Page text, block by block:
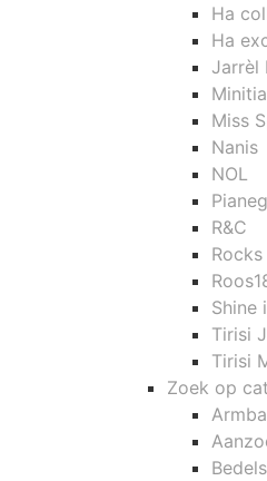
Ha
Ha
Jarrèl
Miss
Nanis
NOL
R&C
Shine
Tirisi
Tirisi
Zoek op
Bedels